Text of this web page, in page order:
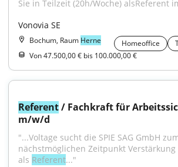
Sie in Teilzeit (20h/Woche) alsReferent
Vonovia SE
Bochum, Raum Herne Homeoffice
Von 47.500,00 € bis 100.000,00 €
Referent / Fachkraft für
m/w/d
"...Voltage sucht die SPIE SAG GmbH
nächstmöglichen Zeitpunkt
als Referent..."